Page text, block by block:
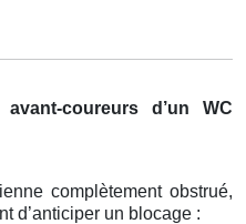
coureurs d’un WC
complètement obstrué,
d’anticiper un blocage :